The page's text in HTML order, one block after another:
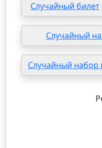
Случайный билет
Случайный
Случайный набор